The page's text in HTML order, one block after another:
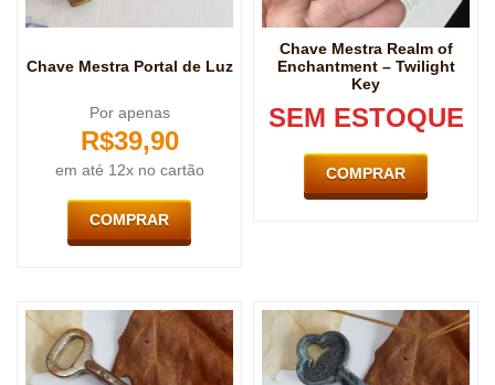
Chave Mestra Portal de Luz
Por apenas
R$39,90
em até 12x no cartão
COMPRAR
Chave Mestra Realm of
Enchantment – Twilight
Key
SEM ESTOQUE
COMPRAR